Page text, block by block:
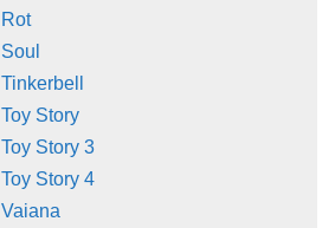
Rot
Soul
Tinkerbell
Toy Story
Toy Story 3
Toy Story 4
Vaiana